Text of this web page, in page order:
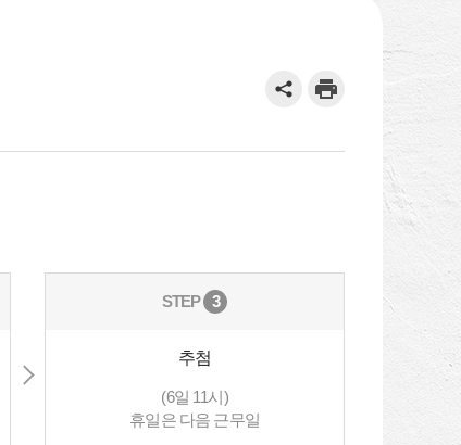
STEP 3
추첨
(6일 11시)
휴일은 다음 근무일